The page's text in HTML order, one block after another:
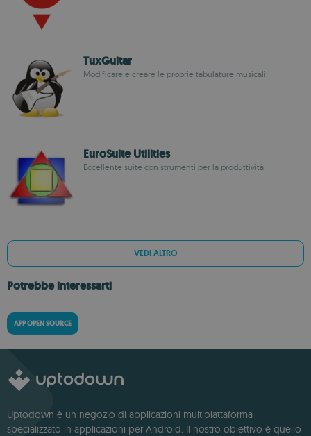
TuxGuitar
Modificare e creare le proprie tabulature musicali
EuroSuite Utilities
Eccellente suite con strumenti per la produttività
VEDI ALTRO
Potrebbe interessarti
APP OPEN SOURCE
Uptodown è un negozio di applicazioni multipiattaforma
specializzato in applicazioni per Android. Il nostro obiettivo è quello